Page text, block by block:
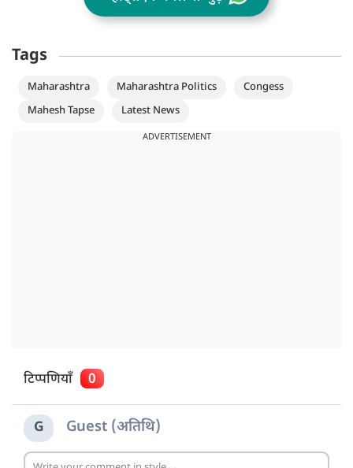
Tags
Maharashtra Maharashtra Politics
Congess
Mahesh Tapse
Latest News
ADVERTISEMENT
टिप्पणियाँ 0
G Guest (अतिथि)